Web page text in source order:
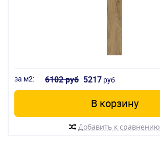
за м2: 6102 руб 5217 руб
В корзину
Добавить к сравнению